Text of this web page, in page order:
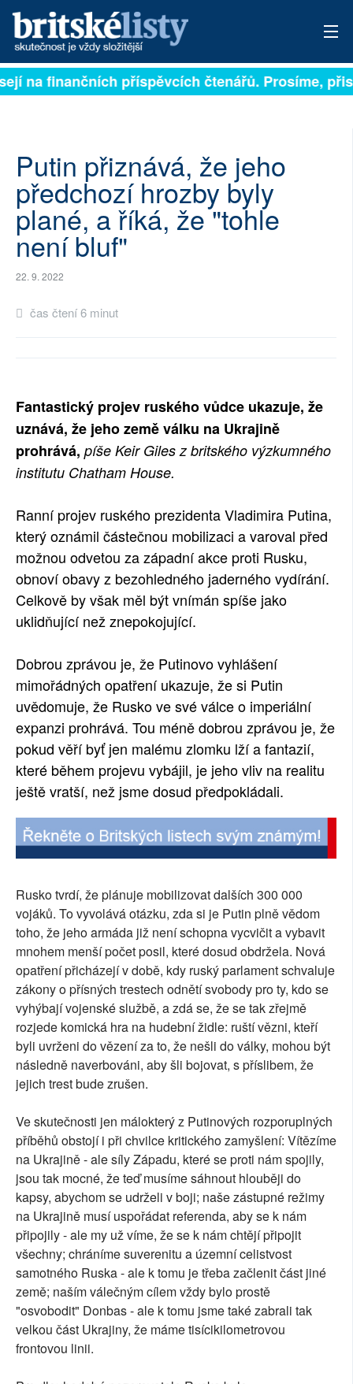
PŘIHLÁSIT
ARCHIV
ROZHOVORY
TÉMATA
RUBRIKY
PLNÁ VERZE STRÁNEK
na finančních příspěvcích čtenářů. Prosíme,
Putin přiznává, že jeho
předchozí hrozby byly
plané, a říká, že "tohle
není bluf"
22. 9. 2022
čas čtení 6 minut
Fantastický projev ruského vůdce ukazuje, že
uznává, že jeho země válku na Ukrajině
prohrává, píše Keir Giles z britského výzkumného
institutu Chatham House.
Ranní projev ruského prezidenta Vladimira Putina,
který oznámil částečnou mobilizaci a varoval před
možnou odvetou za západní akce proti Rusku,
obnoví obavy z bezohledného jaderného vydírání.
Celkově by však měl být vnímán spíše jako
uklidňující než znepokojující.
Dobrou zprávou je, že Putinovo vyhlášení
mimořádných opatření ukazuje, že si Putin
uvědomuje, že Rusko ve své válce o imperiální
expanzi prohrává. Tou méně dobrou zprávou je, že
pokud věří byť jen malému zlomku lží a fantazií,
které během projevu vybájil, je jeho vliv na realitu
ještě vratší, než jsme dosud předpokládali.
Rusko tvrdí, že plánuje mobilizovat dalších 300 000
vojáků. To vyvolává otázku, zda si je Putin plně vědom
toho, že jeho armáda již není schopna vycvičit a vybavit
mnohem menší počet posil, které dosud obdržela. Nová
opatření přicházejí v době, kdy ruský parlament schvaluje
zákony o přísných trestech odnětí svobody pro ty, kdo se
vyhýbají vojenské službě, a zdá se, že se tak zřejmě
rozjede komická hra na hudební židle: ruští vězni, kteří
byli uvrženi do vězení za to, že nešli do války, mohou být
následně naverbováni, aby šli bojovat, s příslibem, že
jejich trest bude zrušen.
Ve skutečnosti jen málokterý z Putinových rozporuplných
příběhů obstojí i při chvilce kritického zamyšlení: Vítězíme
na Ukrajině - ale síly Západu, které se proti nám spojily,
jsou tak mocné, že teď musíme sáhnout hlouběji do
kapsy, abychom se udrželi v boji; naše zástupné režimy
na Ukrajině musí uspořádat referenda, aby se k nám
připojily - ale my už víme, že se k nám chtějí připojit
všechny; chráníme suverenitu a územní celistvost
samotného Ruska - ale k tomu je třeba začlenit část jiné
země; naším válečným cílem vždy bylo prostě
"osvobodit" Donbas - ale k tomu jsme také zabrali tak
velkou část Ukrajiny, že máme tisícikilometrovou
frontovou linii.